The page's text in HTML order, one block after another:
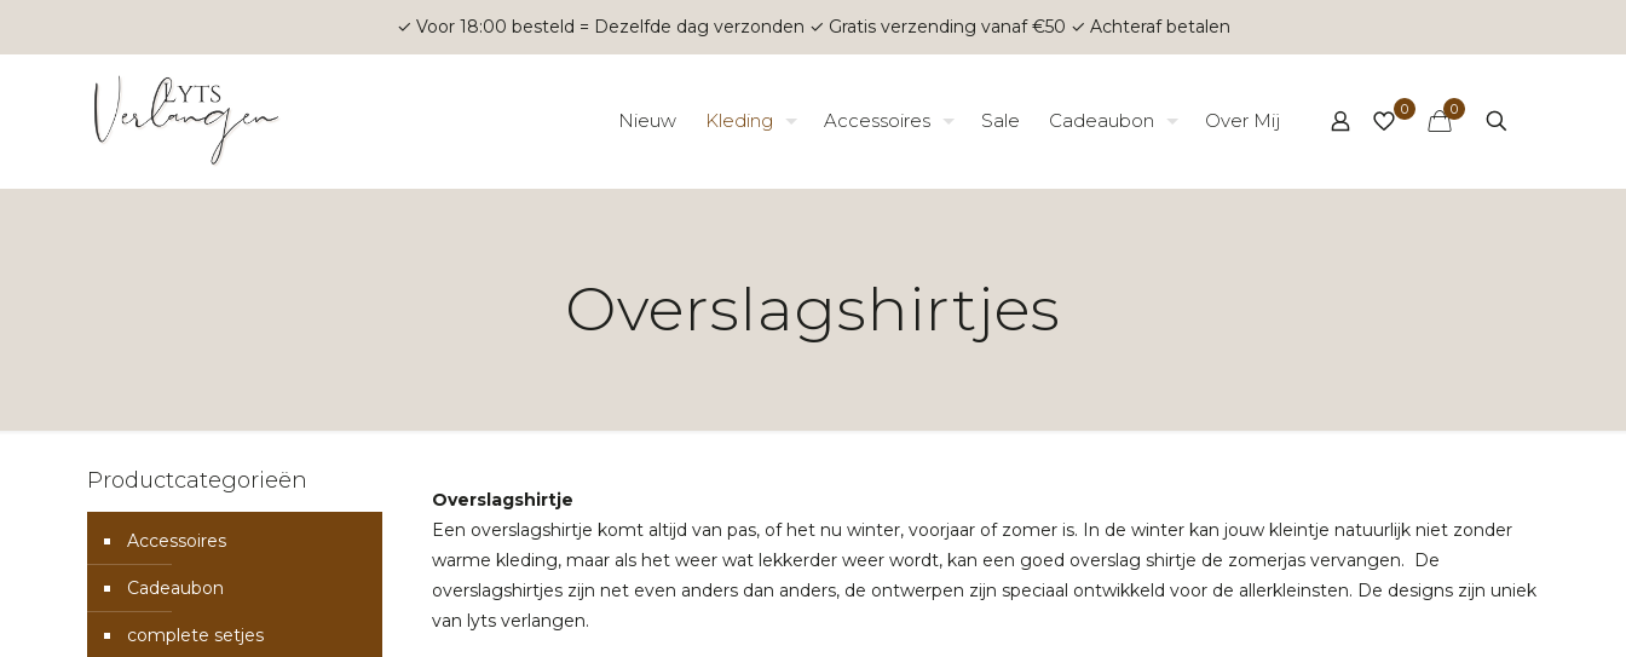
✓ Voor 18:00 besteld = Dezelfde dag verzonden ✓ Gratis verzending vanaf €50 ✓ Achteraf betalen
Nieuw Kleding Accessoires Sale Cadeaubon Over Mij 0 0
Overslagshirtjes
Overslagshirtje
Een overslagshirtje komt altijd van pas, of het nu winter, voorjaar of zomer is. In de winter kan jouw kleintje natuurlijk niet zonder
warme kleding, maar als het weer wat lekkerder weer wordt, kan een goed overslag shirtje de zomerjas vervangen. De
overslagshirtjes zijn net even anders dan anders, de ontwerpen zijn speciaal ontwikkeld voor de allerkleinsten. De designs zijn uniek
van lyts verlangen.
Productcategorieën
Accessoires
Cadeaubon
complete setjes